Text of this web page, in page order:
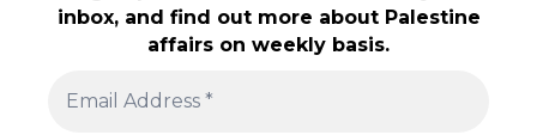
inbox, and find out more about Palestine
affairs on weekly basis.